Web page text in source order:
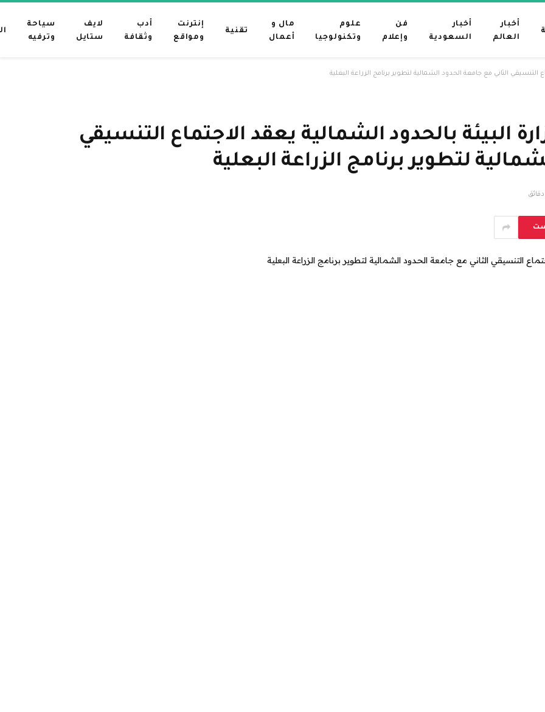
أخبار
العالم
أخبار
السعودية
فن
وإعلام
علوم
وتكنولوجيا
مال و
أعمال
تقنية
إنترنت
ومواقع
أدب
وثقافة
لايف
ستايل
سياحة
وترفيه
الثاني مع جامعة الحدود الشمالية لتطوير برنامج الزراعة البعلية
البيئة بالحدود الشمالية يعقد الاجتماع التنسيقي
لتطوير برنامج الزراعة البعلية